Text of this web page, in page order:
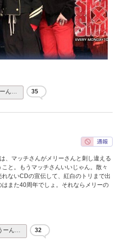
ん… 35
、マッチさんがメリーさんと刺し違える
と。もうマッチさんいいじゃん。散々
ないCDの宣伝して、紅白のトリまで出
また40周年でしょ。それならメリーの
ーん… 32